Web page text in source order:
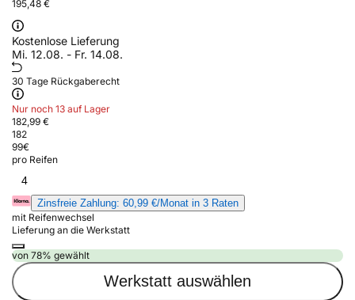
195,48 €
Kostenlose Lieferung
Mi. 12.08. - Fr. 14.08.
30 Tage Rückgaberecht
Nur noch 13 auf Lager
182,99 €
182
99€
pro Reifen
4
Zinsfreie Zahlung: 60,99 €/Monat in 3 Raten
mit Reifenwechsel
Lieferung an die Werkstatt
von 78% gewählt
Werkstatt auswählen